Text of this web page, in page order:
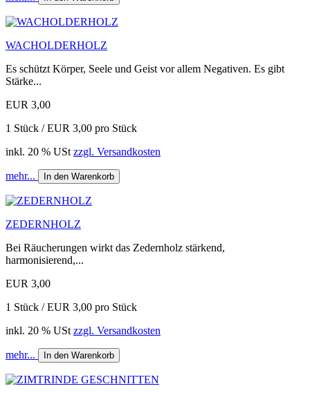
WACHOLDERHOLZ
Es schützt Körper, Seele und Geist vor allem Negativen. Es gibt
Stärke...
EUR 3,00
1 Stück / EUR 3,00 pro Stück
inkl. 20 % USt zzgl. Versandkosten
mehr... In den Warenkorb
ZEDERNHOLZ
Bei Räucherungen wirkt das Zedernholz stärkend,
harmonisierend,...
EUR 3,00
1 Stück / EUR 3,00 pro Stück
inkl. 20 % USt zzgl. Versandkosten
mehr... In den Warenkorb